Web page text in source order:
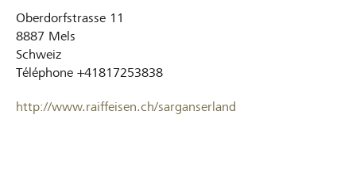
Oberdorfstrasse 11
8887 Mels
Schweiz
Téléphone +41817253838
http://www.raiffeisen.ch/sarganserland